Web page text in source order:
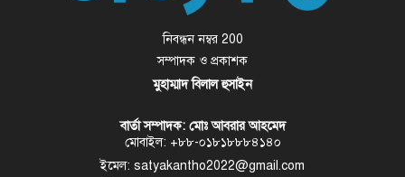
নিবন্ধন নম্বর 200
সম্পাদক ও প্রকাশক
মুহাম্মাদ বিলাল হুসাইন
বার্তা সম্পাদক: মোঃ আবরার আহমেদ
মোবাইল: +৮৮-০১৮১৮৮৮৪১৪০
ইমেল: satyakantho2022@gmail.com